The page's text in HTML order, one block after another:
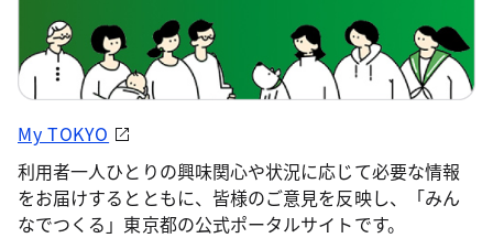
My TOKYO
利用者一人ひとりの興味関心や状況に応じて必要な情報
をお届けするとともに、皆様のご意見を反映し、「みん
なでつくる」東京都の公式ポータルサイトです。